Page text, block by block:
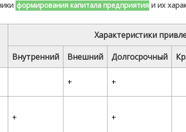
формирования капитала предприятия и их
Характеристики
Внутренний Внешний Долгосрочный
+ +
+ +